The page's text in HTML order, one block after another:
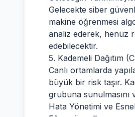
Gelecekte siber
makine öğrenmesi
analiz ederek, henüz
edebilecektir.
5. Kademeli Dağıtım
Canlı ortamlarda
büyük bir risk taşır.
grubuna sunulmasını
Hata Yönetimi ve